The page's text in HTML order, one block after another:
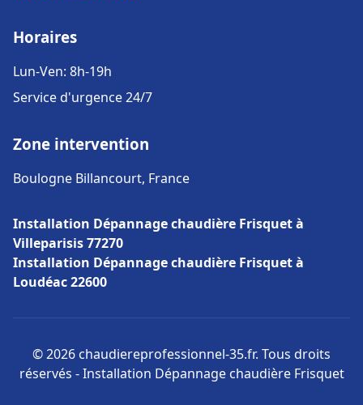
Horaires
Lun-Ven: 8h-19h
Service d'urgence 24/7
Zone intervention
Boulogne Billancourt, France
Installation Dépannage chaudière Frisquet à
Villeparisis 77270
Installation Dépannage chaudière Frisquet à
Loudéac 22600
© 2026 chaudiereprofessionnel-35.fr. Tous droits
réservés - Installation Dépannage chaudière Frisquet